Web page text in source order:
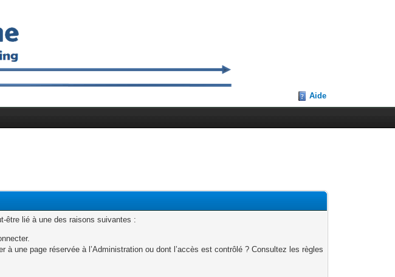
Aide
être lié à une des raisons suivantes :
à une page réservée à l’Administration ou dont l’accès est contrôlé ? Consultez les règles